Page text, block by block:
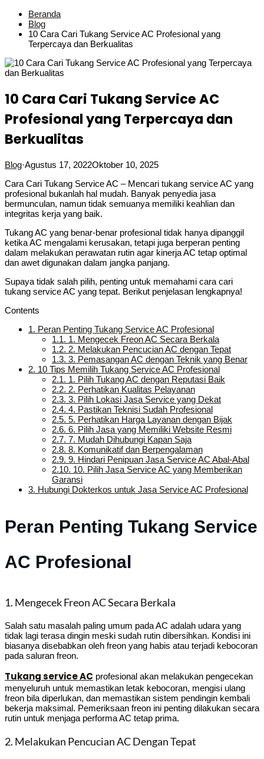
Beranda
Blog
10 Cara Cari Tukang Service AC Profesional yang
Terpercaya dan Berkualitas
10 Cara Cari Tukang Service AC
Profesional yang Terpercaya dan
Berkualitas
Blog·Agustus 17, 2022Oktober 10, 2025
Cara Cari Tukang Service AC – Mencari tukang service AC yang
profesional bukanlah hal mudah. Banyak penyedia jasa
bermunculan, namun tidak semuanya memiliki keahlian dan
integritas kerja yang baik.
Tukang AC yang benar-benar profesional tidak hanya dipanggil
ketika AC mengalami kerusakan, tetapi juga berperan penting
dalam melakukan perawatan rutin agar kinerja AC tetap optimal
dan awet digunakan dalam jangka panjang.
Supaya tidak salah pilih, penting untuk memahami cara cari
tukang service AC yang tepat. Berikut penjelasan lengkapnya!
Contents
1. Peran Penting Tukang Service AC Profesional
1.1. 1. Mengecek Freon AC Secara Berkala
1.2. 2. Melakukan Pencucian AC dengan Tepat
1.3. 3. Pemasangan AC dengan Teknik yang Benar
2. 10 Tips Memilih Tukang Service AC Profesional
2.1. 1. Pilih Tukang AC dengan Reputasi Baik
2.2. 2. Perhatikan Kualitas Pelayanan
2.3. 3. Pilih Lokasi Jasa Service yang Dekat
2.4. 4. Pastikan Teknisi Sudah Profesional
2.5. 5. Perhatikan Harga Layanan dengan Bijak
2.6. 6. Pilih Jasa yang Memiliki Website Resmi
2.7. 7. Mudah Dihubungi Kapan Saja
2.8. 8. Komunikatif dan Berpengalaman
2.9. 9. Hindari Penipuan Jasa Service AC Abal-Abal
2.10. 10. Pilih Jasa Service AC yang Memberikan
Garansi
3. Hubungi Dokterkos untuk Jasa Service AC Profesional
Peran Penting Tukang Service
AC Profesional
1. Mengecek Freon AC Secara Berkala
Salah satu masalah paling umum pada AC adalah udara yang
tidak lagi terasa dingin meski sudah rutin dibersihkan. Kondisi ini
biasanya disebabkan oleh freon yang habis atau terjadi kebocoran
pada saluran freon.
Tukang service AC profesional akan melakukan pengecekan
menyeluruh untuk memastikan letak kebocoran, mengisi ulang
freon bila diperlukan, dan memastikan sistem pendingin kembali
bekerja maksimal. Pemeriksaan freon ini penting dilakukan secara
rutin untuk menjaga performa AC tetap prima.
2. Melakukan Pencucian AC Dengan Tepat